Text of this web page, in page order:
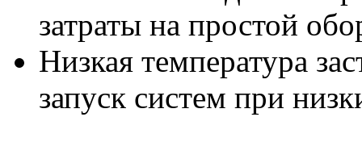
затраты на простой
Низкая температура
запуск систем при